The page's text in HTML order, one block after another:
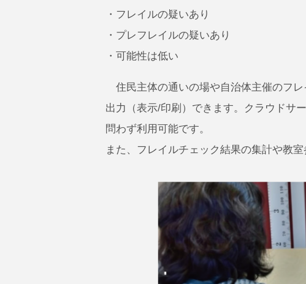
・フレイルの疑いあり
・プレフレイルの疑いあり
・可能性は低い
住民主体の通いの場や自治体主催のフレ
出力（表示/印刷）できます。クラウドサ
問わず利用可能です。
また、フレイルチェック結果の集計や教